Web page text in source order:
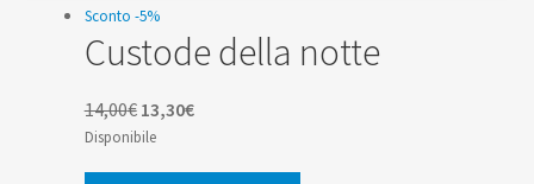
Sconto -5%
Custode della notte
14,00€ Il
prezzo
originale
13,30€Il
attuale
Disponibile